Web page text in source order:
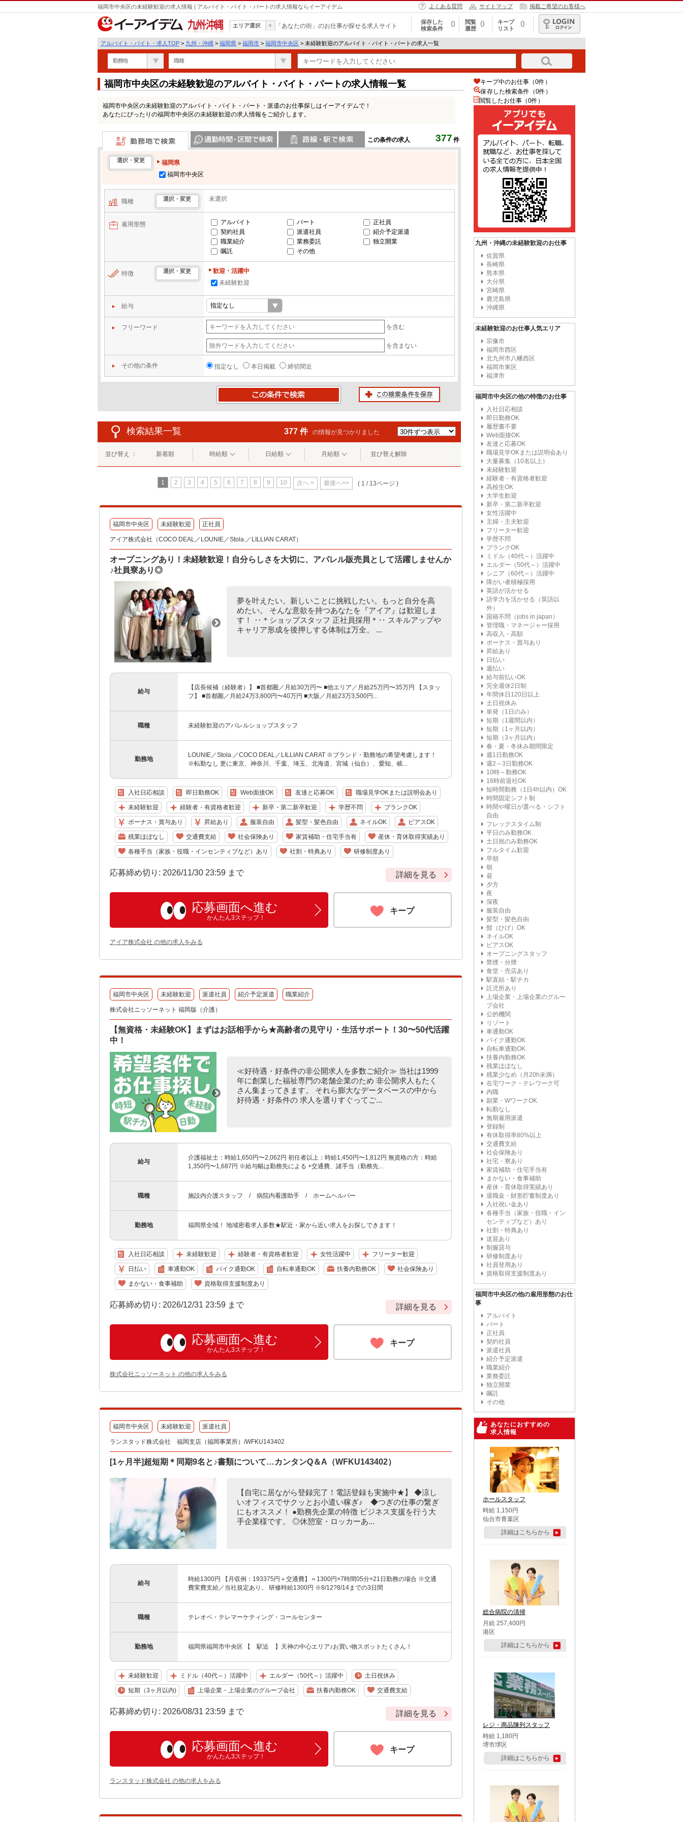
福岡市中央区の未経験歓迎の求人情報 | アルバイト・バイト・パートの求人情報ならイーアイデム よくある質問 サイトマップ 掲載ご希望のお客様へ
九州・沖縄
エリア選択 「あなたの街」のお仕事が探せる求人サイト
保存した
検索条件
0
閲覧
履歴
0
キープ
リスト
0
ログイン
アルバイト・バイト・求人TOP > 九州・沖縄 > 福岡県 > 福岡市 > 福岡市中央区 > 未経験歓迎のアルバイト・バイト・パートの求人一覧
勤務地 職種
福岡市中央区の未経験歓迎のアルバイト・バイト・パートの求人情報一覧
福岡市中央区の未経験歓迎のアルバイト・バイト・パート・派遣のお仕事探しはイーアイデムで！
あなたにぴったりの福岡市中央区の未経験歓迎の求人情報をご紹介します。
この条件の求人 377 件
勤務地で検索
選択・変更
福岡県
福岡市中央区
職種 選択・変更 未選択
雇用形態 アルバイト パート
正社員
契約社員
派遣社員
紹介予定派遣
職業紹介
業務委託
独立開業
嘱託
その他
特徴 選択・変更
歓迎・活躍中
未経験歓迎
給与
フリーワード を含む
を含まない
その他の条件 指定なし 本日掲載 締切間近
検索結果一覧 377 件 の情報が見つかりました
並び替え ： 新着順 時給順 日給順 月給順 並び替え解除
1 2 3 4 5 6 7 8 9 10 次へ > 最後へ>> ( 1 / 13ページ )
福岡市中央区 未経験歓迎 正社員
アイア株式会社（COCO DEAL／LOUNIE／Stola.／LILLIAN CARAT）
オープニングあり！未経験歓迎！自分らしさを大切に、アパレル販売員として活躍しませんか
♪社員寮あり◎
夢を叶えたい。新しいことに挑戦したい。もっと自分を高
めたい。 そんな意欲を持つあなたを『アイア』は歓迎しま
す！ ‥＊ショップスタッフ 正社員採用＊‥ スキルアップや
キャリア形成を後押しする体制は万全。 ...
給与
【店長候補（経験者）】 ■首都圏／月給30万円〜 ■他エリア／月給25万円〜35万円 【スタッ
フ】 ■首都圏／月給24万3,800円〜40万円 ■大阪／月給23万3,500円...
職種 未経験歓迎のアパレルショップスタッフ
勤務地
LOUNIE／Stola.／COCO DEAL／LILLIAN CARAT ※ブランド・勤務地の希望考慮します！
※転勤なし 更に東京、神奈川、千葉、埼玉、北海道、宮城（仙台）、愛知、岐...
入社日応相談 即日勤務OK Web面接OK 友達と応募OK 職場見学OKまたは説明会あり
未経験歓迎 経験者・有資格者歓迎 新卒・第二新卒歓迎 学歴不問 ブランクOK
ボーナス・賞与あり 昇給あり 服装自由 髪型・髪色自由 ネイルOK ピアスOK
残業ほぼなし 交通費支給 社会保険あり 家賃補助・住宅手当有 産休・育休取得実績あり
各種手当（家族・役職・インセンティブなど）あり 社割・特典あり 研修制度あり
応募締め切り: 2026/11/30 23:59 まで 詳細を見る
応募画面へ進む
かんたん3ステップ！
キープ
アイア株式会社 の他の求人をみる
福岡市中央区 未経験歓迎 派遣社員 紹介予定派遣 職業紹介
株式会社ニッソーネット 福岡版（介護）
【無資格・未経験OK】まずはお話相手から★高齢者の見守り・生活サポート！30〜50代活躍
中！
≪好待遇・好条件の非公開求人を多数ご紹介≫ 当社は1999
年に創業した福祉専門の老舗企業のため 非公開求人もたく
さん集まってきます。 それら膨大なデータベースの中から
好待遇・好条件の 求人を選りすぐってご...
給与
介護福祉士：時給1,650円〜2,062円 初任者以上：時給1,450円〜1,812円 無資格の方：時給
1,350円〜1,687円 ※給与幅は勤務先による +交通費、諸手当（勤務先...
職種 施設内介護スタッフ / 病院内看護助手 / ホームヘルパー
勤務地 福岡県全域！ 地域密着求人多数★駅近・家から近い求人をお探しできます！
入社日応相談 未経験歓迎 経験者・有資格者歓迎 女性活躍中 フリーター歓迎
日払い 車通勤OK バイク通勤OK 自転車通勤OK 扶養内勤務OK 社会保険あり
まかない・食事補助 資格取得支援制度あり
応募締め切り: 2026/12/31 23:59 まで 詳細を見る
応募画面へ進む
かんたん3ステップ！
キープ
株式会社ニッソーネット の他の求人をみる
福岡市中央区 未経験歓迎 派遣社員
ランスタッド株式会社 福岡支店（福岡事業所）/WFKU143402
[1ヶ月半]超短期＊同期9名と♪書類について…カンタンQ＆A（WFKU143402）
【自宅に居ながら登録完了！電話登録も実施中★】 ◆涼し
いオフィスでサクッとお小遣い稼ぎ♪ ◆つぎの仕事の繋ぎ
にもオススメ！ ●勤務先企業の特徴 ビジネス支援を行う大
手企業様です。 ◎休憩室・ロッカーあ...
給与
時給1300円 【月収例：193375円＋交通費】＝1300円×7時間05分×21日勤務の場合 ※交通
費実費支給／当社規定あり。 研修時給1300円 ※8/12?8/14までの3日間
職種 テレオペ・テレマーケティング・コールセンター
勤務地 福岡県福岡市中央区 【 駅近 】天神の中心エリア♪お買い物スポットたくさん！
未経験歓迎 ミドル（40代～）活躍中 エルダー（50代～）活躍中 土日祝休み
短期（3ヶ月以内) 上場企業・上場企業のグループ会社 扶養内勤務OK 交通費支給
応募締め切り: 2026/08/31 23:59 まで 詳細を見る
応募画面へ進む
かんたん3ステップ！
キープ
ランスタッド株式会社 の他の求人をみる
キープ中のお仕事（0件）
保存した検索条件（0件）
閲覧したお仕事（0件）
九州・沖縄の未経験歓迎のお仕事
佐賀県
長崎県
熊本県
大分県
宮崎県
鹿児島県
沖縄県
未経験歓迎のお仕事人気エリア
宗像市
福岡市西区
北九州市八幡西区
福岡市東区
福津市
福岡市中央区の他の特徴のお仕事
入社日応相談
即日勤務OK
履歴書不要
Web面接OK
友達と応募OK
職場見学OKまたは説明会あり
大量募集（10名以上）
未経験歓迎
経験者・有資格者歓迎
高校生OK
大学生歓迎
新卒・第二新卒歓迎
女性活躍中
主婦・主夫歓迎
フリーター歓迎
学歴不問
ブランクOK
ミドル（40代～）活躍中
エルダー（50代～）活躍中
シニア（60代～）活躍中
障がい者積極採用
英語が活かせる
語学力を活かせる（英語以
外）
国籍不問（jobs in japan）
管理職・マネージャー採用
高収入・高額
ボーナス・賞与あり
昇給あり
日払い
週払い
給与前払いOK
完全週休2日制
年間休日120日以上
土日祝休み
単発（1日のみ）
短期（1週間以内）
短期（1ヶ月以内）
短期（3ヶ月以内）
春・夏・冬休み期間限定
週1日勤務OK
週2～3日勤務OK
10時～勤務OK
16時前退社OK
短時間勤務（1日4h以内）OK
時間固定シフト制
時間や曜日が選べる・シフト
自由
フレックスタイム制
平日のみ勤務OK
土日祝のみ勤務OK
フルタイム歓迎
早朝
朝
昼
夕方
夜
深夜
服装自由
髪型・髪色自由
髭（ひげ）OK
ネイルOK
ピアスOK
オープニングスタッフ
禁煙・分煙
食堂・売店あり
駅直結・駅チカ
託児所あり
上場企業・上場企業のグルー
プ会社
公的機関
リゾート
車通勤OK
バイク通勤OK
自転車通勤OK
扶養内勤務OK
残業ほぼなし
残業少なめ（月20h未満）
在宅ワーク・テレワーク可
内職
副業・WワークOK
転勤なし
無期雇用派遣
登録制
有休取得率80%以上
交通費支給
社会保険あり
社宅・寮あり
家賃補助・住宅手当有
まかない・食事補助
産休・育休取得実績あり
退職金・財形貯蓄制度あり
入社祝い金あり
各種手当（家族・役職・イン
センティブなど）あり
社割・特典あり
送迎あり
制服貸与
研修制度あり
社員登用あり
資格取得支援制度あり
福岡市中央区の他の雇用形態のお仕
事
アルバイト
パート
正社員
契約社員
派遣社員
紹介予定派遣
職業紹介
業務委託
独立開業
嘱託
その他
あなたにおすすめの
求人情報
ホールスタッフ
時給 1,150円
仙台市青葉区
詳細はこちらから
総合病院の清掃
月給 257,400円
港区
詳細はこちらから
レジ・商品陳列スタッフ
時給 1,180円
堺市堺区
詳細はこちらから